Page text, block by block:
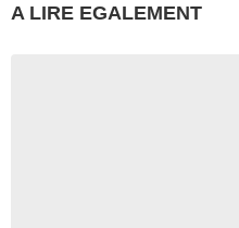
A LIRE EGALEMENT